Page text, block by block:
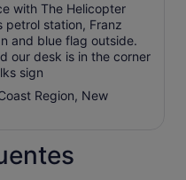
y su pasión por el
las rocas, los árboles y
nueva.
son senderos
nosotros directamente
incluidos en este
sendero público. No
que desde el mirador
with The Helicopter
petrol station, Franz
and blue flag outside.
our desk is in the corner
sign
Region, New